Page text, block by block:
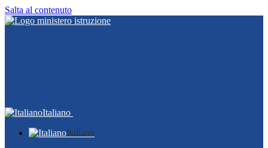
Salta al contenuto
Italiano
Italiano